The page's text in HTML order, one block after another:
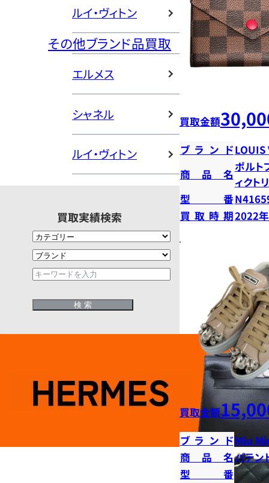
ルイ・ヴィトン
その他ブランド品買取
エルメス
シャネル
ルイ・ヴィトン
買取実績検索
買取金額
ブランドLOUIS
商品名
ポルト
ィクト
型番
買取時期2022
買取金額
ブランドMiu
商品名パテン
型番